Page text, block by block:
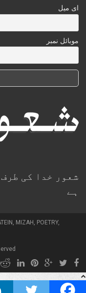
ای میل
موبائل نمبر
شعور خدا کی
ہے
MIZAH POETRY,